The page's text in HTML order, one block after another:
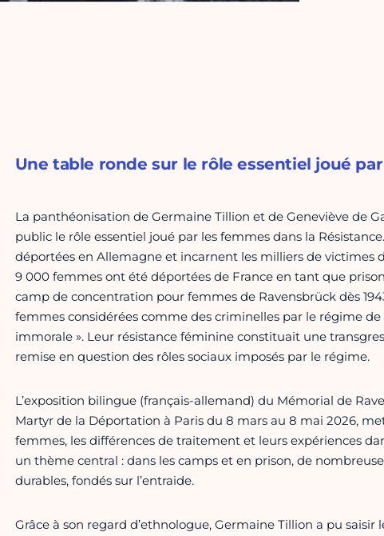
Une table ronde sur le rôle essentiel joué
La panthéonisation de Germaine Tillion et de Geneviève de
public le rôle essentiel joué par les femmes dans la
déportées en Allemagne et incarnent les milliers de victimes
9 000 femmes ont été déportées de France en tant que
camp de concentration pour femmes de Ravensbrück dès
femmes considérées comme des criminelles par le régime
immorale ». Leur résistance féminine constituait une
remise en question des rôles sociaux imposés par le régime.
L’exposition bilingue (français-allemand) du Mémorial de
Martyr de la Déportation à Paris du 8 mars au 8 mai 2026,
femmes, les différences de traitement et leurs expériences
un thème central : dans les camps et en prison, de
durables, fondés sur l’entraide.
Grâce à son regard d’ethnologue, Germaine Tillion a pu